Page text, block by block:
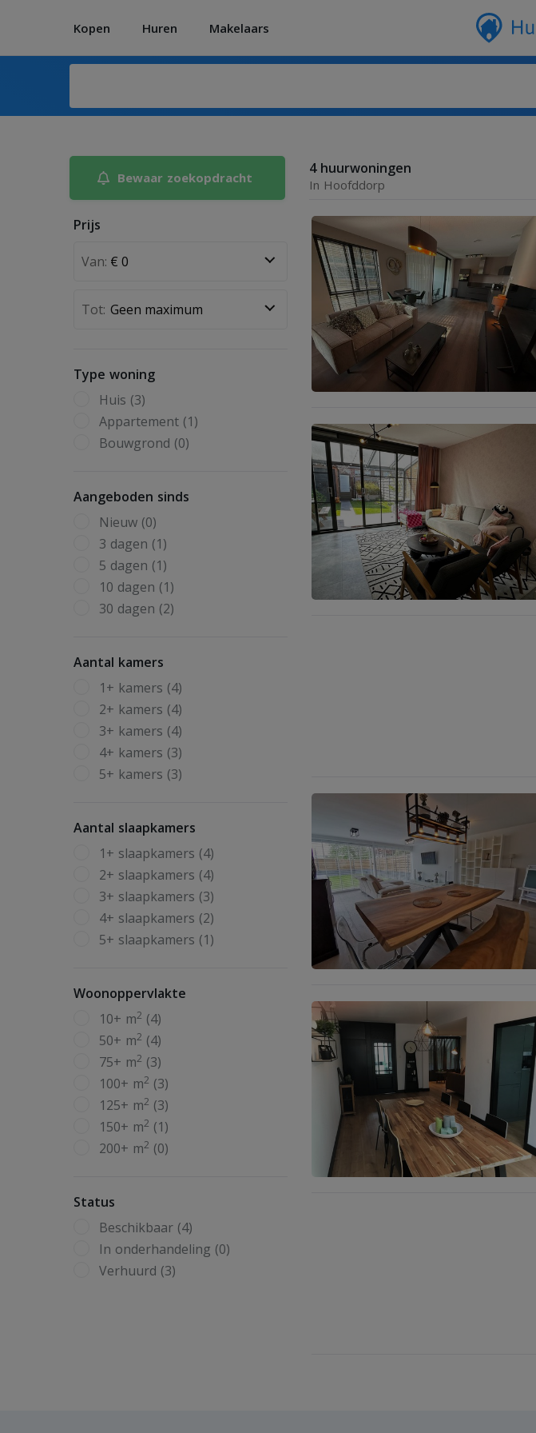
Kopen Huren Makelaars
Bewaar zoekopdracht
4 huurwoningen
In Hoofddorp
Prijs
Van:
Tot:
Type woning
Huis (3)
Appartement (1)
Bouwgrond (0)
Aangeboden sinds
Nieuw (0)
3 dagen (1)
5 dagen (1)
10 dagen (1)
30 dagen (2)
Aantal kamers
1+ kamers (4)
2+ kamers (4)
3+ kamers (4)
4+ kamers (3)
5+ kamers (3)
Aantal slaapkamers
1+ slaapkamers (4)
2+ slaapkamers (4)
3+ slaapkamers (3)
4+ slaapkamers (2)
5+ slaapkamers (1)
Woonoppervlakte
10+ m2 (4)
50+ m2 (4)
75+ m2 (3)
100+ m2 (3)
125+ m2 (3)
150+ m2 (1)
200+ m2 (0)
Status
Beschikbaar (4)
In onderhandeling (0)
Verhuurd (3)